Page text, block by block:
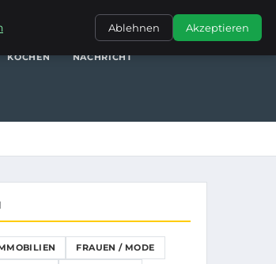
FRAUEN / MODEGENERALGESCHÄFT
KOCHEN NACHRICHT
FRAUEN / MODE
Ablehnen Akzeptieren